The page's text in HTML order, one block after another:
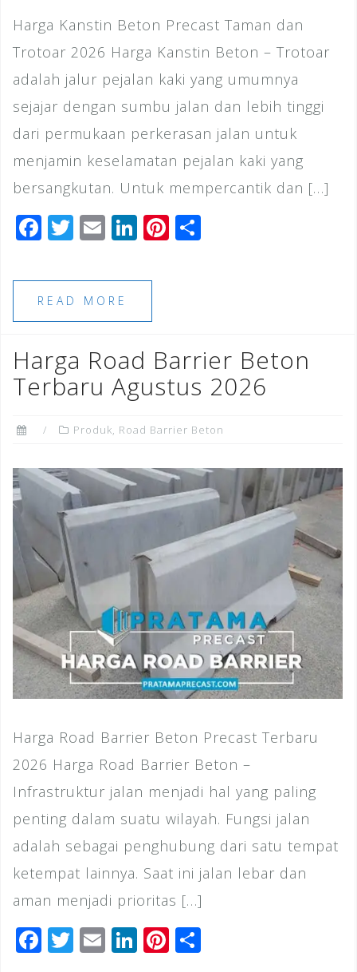
Harga Kanstin Beton Precast Taman dan
Trotoar 2026 Harga Kanstin Beton – Trotoar
adalah jalur pejalan kaki yang umumnya
sejajar dengan sumbu jalan dan lebih tinggi
dari permukaan perkerasan jalan untuk
menjamin keselamatan pejalan kaki yang
bersangkutan. Untuk mempercantik dan […]
F
c
e
b
o
o
k
T
tt
e
r
E
ai
l
Li
k
dI
n
Pi
st
READ MORE
Harga Road Barrier Beton
Terbaru Agustus 2026
Produk, Road Barrier Beton
Harga Road Barrier Beton Precast Terbaru
2026 Harga Road Barrier Beton –
Infrastruktur jalan menjadi hal yang paling
penting dalam suatu wilayah. Fungsi jalan
adalah sebagai penghubung dari satu tempat
ketempat lainnya. Saat ini jalan lebar dan
aman menjadi prioritas […]
F T E Li Pi